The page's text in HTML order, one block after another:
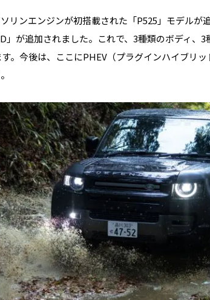
リンエンジンが初搭載された「P525 」モデルが
が追加されました。これで、 3種類のボディ、 3
。今後は、ここにPHEV （プラグインハイブリ